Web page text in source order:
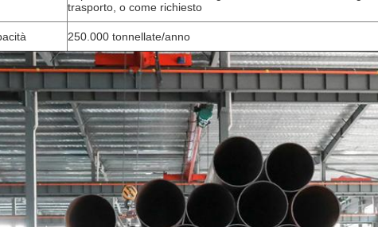
trasporto, o come richiesto
250.000 tonnellate/anno